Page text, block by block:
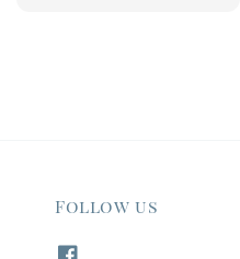
Follow us